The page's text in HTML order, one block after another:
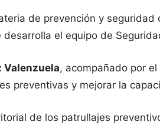
de prevención y
el equipo de
Valenzuela, acompañado por
preventivas y mejorar la
de los patrullajes